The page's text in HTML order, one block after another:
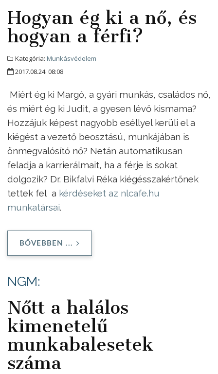
Hogyan ég ki a nő, és
hogyan a férfi?
Kategória: Munkásvédelem
2017.08.24. 08:08
Miért ég ki Margó, a gyári munkás, családos nő,
és miért ég ki Judit, a gyesen lévő kismama?
Hozzájuk képest nagyobb eséllyel kerüli el a
kiégést a vezető beosztású, munkájában is
önmegvalósító nő? Netán automatikusan
feladja a karrierálmait, ha a férje is sokat
dolgozik? Dr. Bikfalvi Réka kiégésszakértőnek
tettek fel a kérdéseket az nlcafe.hu
munkatársai.
BŐVEBBEN ...
NGM:
Nőtt a halálos
kimenetelű
munkabalesetek
száma